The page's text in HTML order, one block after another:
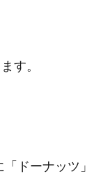
す。
ドーナッツ」